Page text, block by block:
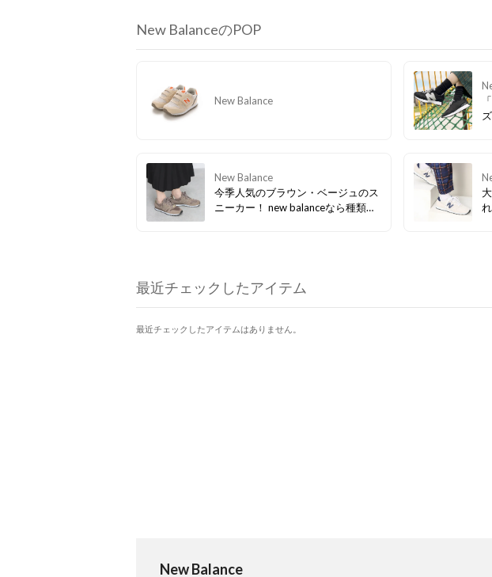
New BalanceのPOP
New Balance
New Balance
今季人気のブラウン・ベージュのス
ニーカー！ new balanceなら種類豊
最近チェックしたアイテム
最近チェックしたアイテムはありません。
New Balance